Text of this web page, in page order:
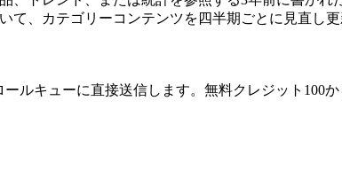
、カテゴリーコンテンツを四半期ごとに見直し更
ルキューに直接送信します。無料クレジット100か